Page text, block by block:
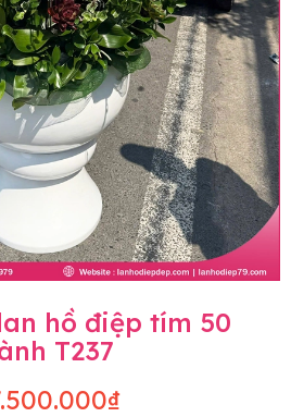
hồ điệp tím 50
T237